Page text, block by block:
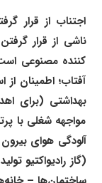
اجتناب از قرار
ناشی از قرار
کننده مصنوعی
آفتاب؛ اطمینان
بهداشتی (برای
مواجهه شغلی با
آلودگی هوای
(گاز رادیواکتیو